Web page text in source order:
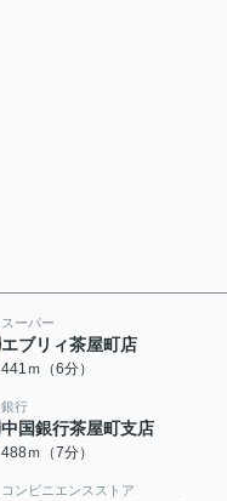
スーパー
エブリィ茶屋町店
441ｍ（6分）
銀行
中国銀行茶屋町支店
488ｍ（7分）
コンビニエンスストア